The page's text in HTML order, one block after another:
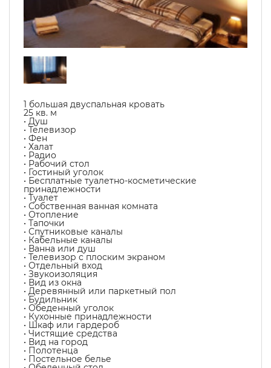
1 большая двуспальная кровать
25 кв. м
• Душ
• Телевизор
• Фен
• Халат
• Радио
• Рабочий стол
• Гостиный уголок
• Бесплатные туалетно-косметические
принадлежности
• Туалет
• Собственная ванная комната
• Отопление
• Тапочки
• Спутниковые каналы
• Кабельные каналы
• Ванна или душ
• Телевизор с плоским экраном
• Отдельный вход
• Звукоизоляция
• Вид из окна
• Деревянный или паркетный пол
• Будильник
• Обеденный уголок
• Кухонные принадлежности
• Шкаф или гардероб
• Чистящие средства
• Вид на город
• Полотенца
• Постельное белье